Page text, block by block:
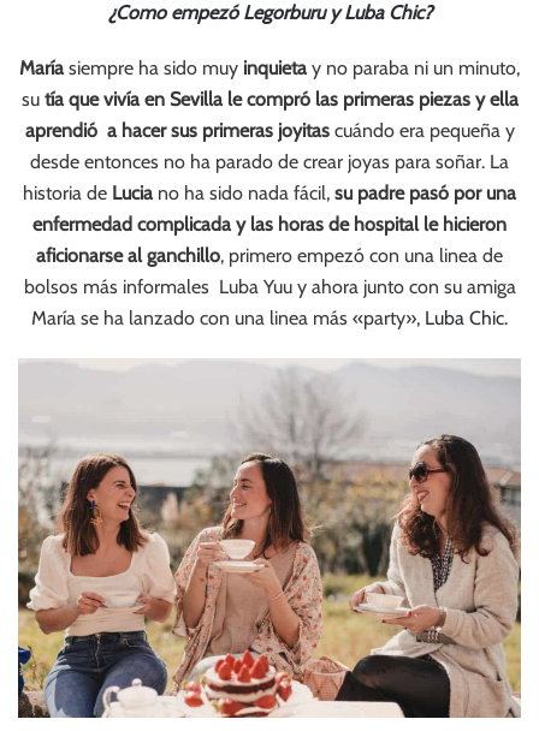
¿Como empezó LegorburuyLuba Chic?
Maríasiempre ha sido muy inquietay no paraba ni un minuto,
sutía que vivía en Sevilla le compró las primeras piezas y ella
aprendió a hacer sus primeras joyitascuándo era pequeña y
desde entonces no ha parado de crear joyas para soñar. La
historia de Luciano ha sido nada fácil, su padre pasó por una
enfermedad complicada y las horas de hospital le hicieron
aficionarse al ganchillo, primero empezó con una linea de
bolsos más informales Luba Yuu y ahora junto con su amiga
María se ha lanzado con una linea más «party», Luba Chic.